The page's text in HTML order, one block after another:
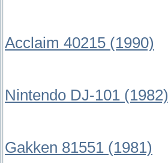
Acclaim 40215 (1990)
Nintendo DJ-101 (1982)
Gakken 81551 (1981)